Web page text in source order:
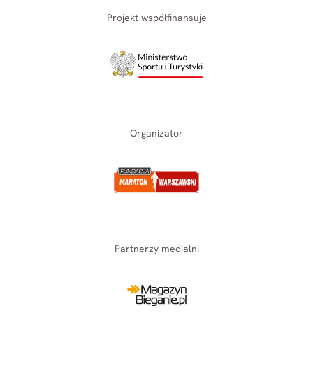
Projekt współfinansuje
Organizator
Partnerzy medialni